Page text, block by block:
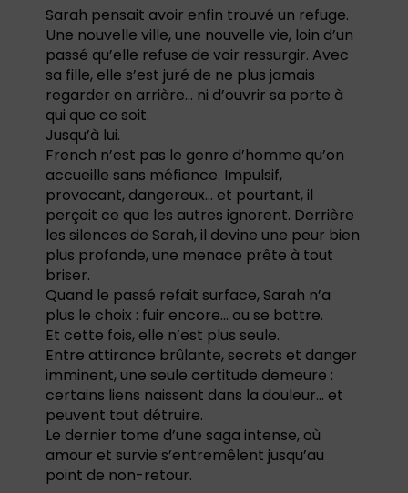
Sarah pensait avoir enfin trouvé un refuge.
Une nouvelle ville, une nouvelle vie, loin d’un
passé qu’elle refuse de voir ressurgir. Avec
sa fille, elle s’est juré de ne plus jamais
regarder en arrière… ni d’ouvrir sa porte à
qui que ce soit.
Jusqu’à lui.
French n’est pas le genre d’homme qu’on
accueille sans méfiance. Impulsif,
provocant, dangereux… et pourtant, il
perçoit ce que les autres ignorent. Derrière
les silences de Sarah, il devine une peur bien
plus profonde, une menace prête à tout
briser.
Quand le passé refait surface, Sarah n’a
plus le choix : fuir encore… ou se battre.
Et cette fois, elle n’est plus seule.
Entre attirance brûlante, secrets et danger
imminent, une seule certitude demeure :
certains liens naissent dans la douleur… et
peuvent tout détruire.
Le dernier tome d’une saga intense, où
amour et survie s’entremêlent jusqu’au
point de non-retour.